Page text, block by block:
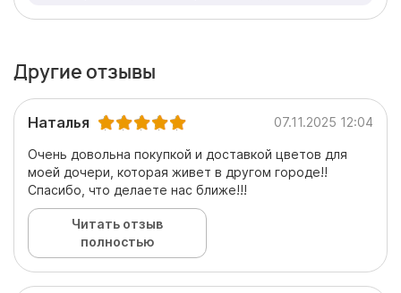
Другие отзывы
Наталья 07.11.2025 12:04
Очень довольна покупкой и доставкой цветов для
моей дочери, которая живет в другом городе!!
Спасибо, что делаете нас ближе!!!
Читать отзыв
полностью